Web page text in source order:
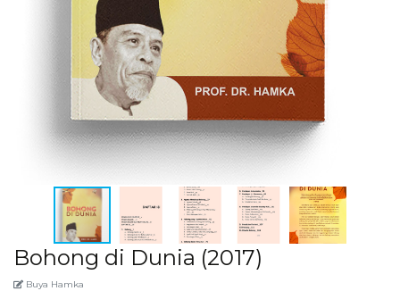
Bohong di Dunia (2017)
Buya Hamka